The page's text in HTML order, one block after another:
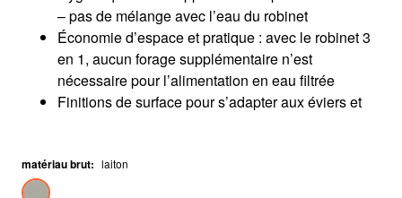
– pas de mélange avec l’eau du robinet
Économie d’espace et pratique : avec le robinet 3
en 1, aucun forage supplémentaire n’est
nécessaire pour l’alimentation en eau filtrée
Finitions de surface pour s’adapter aux éviers et
d’eau spécial
matériau brut: laiton